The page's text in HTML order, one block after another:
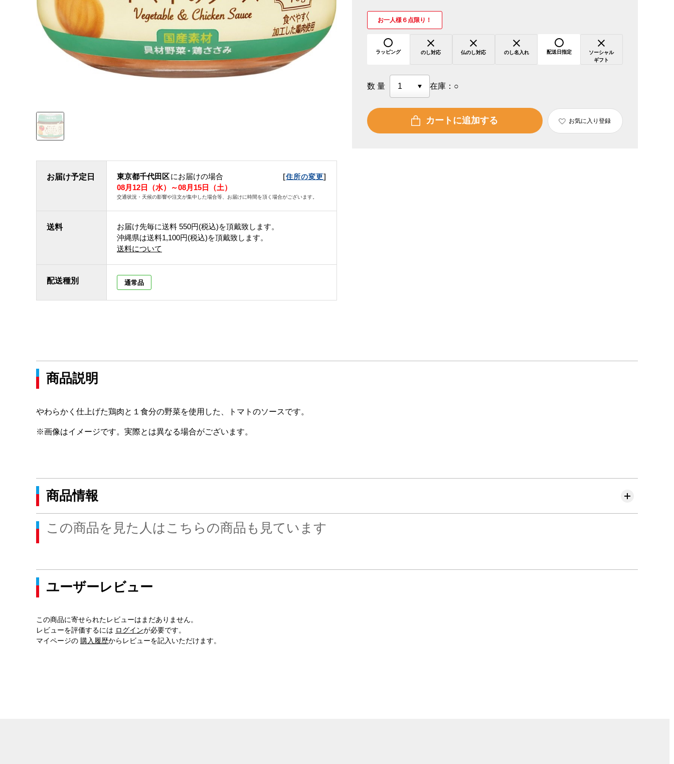
お届け予定日 東京都千代田区にお届けの場合 [住所の変更]
08月12日（水）～08月15日（土）
交通状況・天候の影響や注文が集中した場合等、お届けに時間を頂く場合がございます。
送料 お届け先毎に送料 550円(税込)を頂戴致します。
沖縄県は送料1,100円(税込)を頂戴致します。
送料について
配送種別 通常品
お一人様６点限り！
ラッピング のし対応 仏のし対応 のし名入れ 配送日指定
ソーシャル
ギフト
数量 在庫： ○
カートに追加する お気に入り登録
商品説明
やわらかく仕上げた鶏肉と１食分の野菜を使用した、トマトのソースです。
※画像はイメージです。実際とは異なる場合がございます。
商品情報
この商品を見た人はこちらの商品も見ています
ユーザーレビュー
この商品に寄せられたレビューはまだありません。
レビューを評価するには ログインが必要です。
マイページの 購入履歴からレビューを記入いただけます。